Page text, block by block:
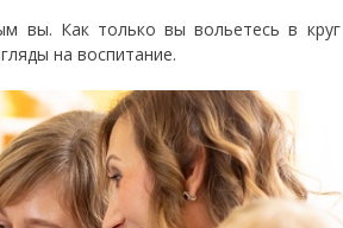
вы. Как только вы вольетесь в
на воспитание.